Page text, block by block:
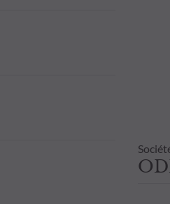
Seule la valeur liquidative
de la situation de chaque